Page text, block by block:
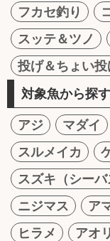
フカセ釣り
スッテ＆ツノ
投げ＆ちょい投
対象魚から探す
アジ マダイ
スルメイカ
スズキ（シーバ
ニジマス
ア
ヒラメ
アオ